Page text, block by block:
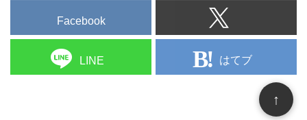
Facebook
LINE はてブ
↑